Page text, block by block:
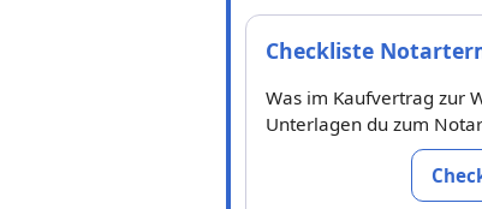
Checkliste
Was im Kaufvertrag zur
Unterlagen du zum